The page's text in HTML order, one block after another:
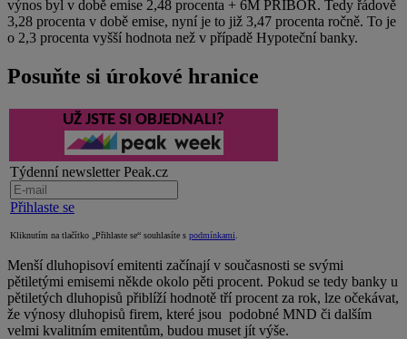
výnos byl v době emise 2,48 procenta + 6M PRIBOR. Tedy řádově
3,28 procenta v době emise, nyní je to již 3,47 procenta ročně. To je
o 2,3 procenta vyšší hodnota než v případě Hypoteční banky.
Posuňte si úrokové hranice
UŽ JSTE SI OBJEDNALI?
Týdenní newsletter Peak.cz
Přihlaste se
Kliknutím na tlačítko „Přihlaste se“ souhlasíte s podmínkami
Menší dluhopisoví emitenti začínají v současnosti se svými
pětiletými emisemi někde okolo pěti procent. Pokud se tedy banky u
pětiletých dluhopisů přiblíží hodnotě tří procent za rok, lze očekávat,
že výnosy dluhopisů firem, které jsou podobné MND či dalším
velmi kvalitním emitentům, budou muset jít výše.